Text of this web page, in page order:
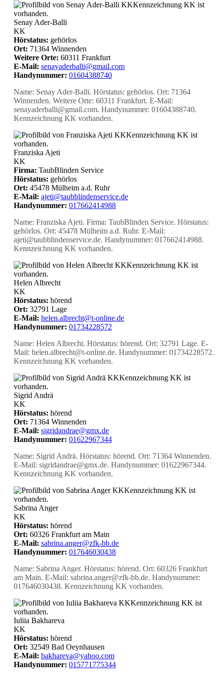
KKKennzeichnung KK ist
vorhanden.
Senay Ader-Balli
KK
Hörstatus: gehörlos
Ort: 71364 Winnenden
Weitere Orte: 60311 Frankfurt
E-Mail: senayaderballi@gmail.com
Handynummer: 01604388740
Name: Senay Ader-Balli. Hörstatus: gehörlos. Ort: 71364
Winnenden. Weitere Orte: 60311 Frankfurt. E-Mail:
senayaderballi@gmail.com. Handynummer: 01604388740.
Kennzeichnung KK vorhanden.
KKKennzeichnung KK ist
vorhanden.
Franziska Ajeti
KK
Firma: TaubBlinden Service
Hörstatus: gehörlos
Ort: 45478 Mülheim a.d. Ruhr
E-Mail: ajeti@taubblindenservice.de
Handynummer: 017662414988
Name: Franziska Ajeti. Firma: TaubBlinden Service. Hörstatus:
gehörlos. Ort: 45478 Mülheim a.d. Ruhr. E-Mail:
ajeti@taubblindenservice.de. Handynummer: 017662414988.
Kennzeichnung KK vorhanden.
KKKennzeichnung KK ist
vorhanden.
Helen Albrecht
KK
Hörstatus: hörend
Ort: 32791 Lage
E-Mail: helen.albrecht@t-online.de
Handynummer: 01734228572
Name: Helen Albrecht. Hörstatus: hörend. Ort: 32791 Lage. E-
Mail: helen.albrecht@t-online.de. Handynummer: 01734228572.
Kennzeichnung KK vorhanden.
KKKennzeichnung KK ist
vorhanden.
Sigrid Andrä
KK
Hörstatus: hörend
Ort: 71364 Winnenden
E-Mail: sigridandrae@gmx.de
Handynummer: 01622967344
Name: Sigrid Andrä. Hörstatus: hörend. Ort: 71364 Winnenden.
E-Mail: sigridandrae@gmx.de. Handynummer: 01622967344.
Kennzeichnung KK vorhanden.
KKKennzeichnung KK ist
vorhanden.
Sabrina Anger
KK
Hörstatus: hörend
Ort: 60326 Frankfurt am Main
E-Mail: sabrina.anger@zfk-bb.de
Handynummer: 017646030438
Name: Sabrina Anger. Hörstatus: hörend. Ort: 60326 Frankfurt
am Main. E-Mail: sabrina.anger@zfk-bb.de. Handynummer:
017646030438. Kennzeichnung KK vorhanden.
KKKennzeichnung KK ist
vorhanden.
Iuliia Bakhareva
KK
Hörstatus: hörend
Ort: 32549 Bad Oeynhausen
E-Mail: bakhareva@yahoo.com
Handynummer: 015771775344